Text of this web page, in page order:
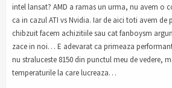
intel lansat? AMD a ramas un urma, nu avem o
ca in cazul ATI vs Nvidia. Iar de aici toti avem de
chibzuit facem achizitiile sau cat fanboysm
zace in noi… E adevarat ca primeaza
nu straluceste 8150 din punctul meu de vedere,
temperaturile la care lucreaza…